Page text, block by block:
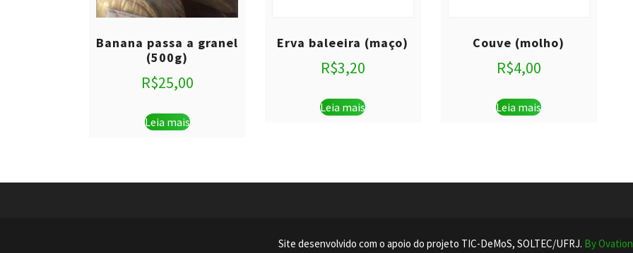
Banana passa a granel
(500g)
R$25,00
Leia mais
Erva baleeira (maço)
R$3,20
Leia mais
Couve (molho)
R$4,00
Leia mais
Site desenvolvido com o apoio do projeto TIC-DeMoS, SOLTEC/UFRJ. By